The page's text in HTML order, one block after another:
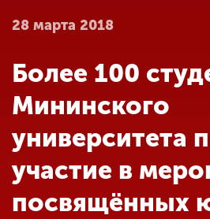
Абитуриенту
Обучение
Наука
28 марта 2018
Более 100
Мининского
университета
участие в
посвящённых